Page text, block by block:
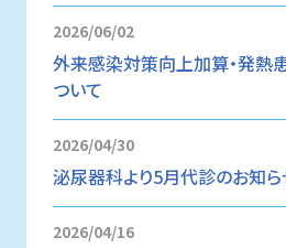
2026/06/02
外来感染対策向上加算・発熱
ついて
2026/04/30
泌尿器科より5月代診のお知ら
2026/04/16